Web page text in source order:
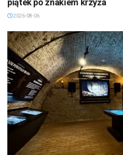
2026-08-06